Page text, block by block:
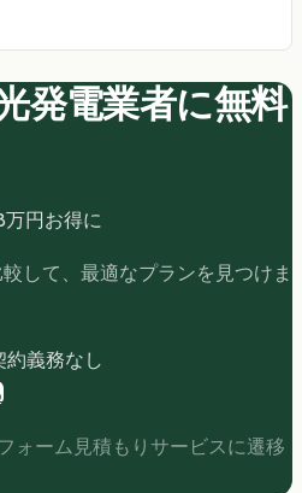
発電業者に無料
万円お得に
して、最適なプランを見つけま
約義務なし
ォーム見積もりサービスに遷移